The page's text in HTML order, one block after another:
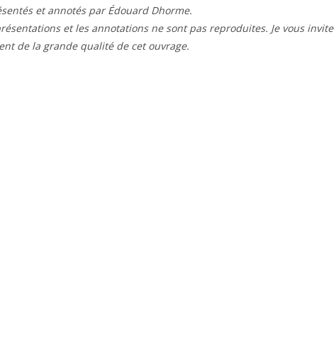
et annotés par Édouard Dhorme.
et les annotations ne sont pas reproduites. Je vous invite
de la grande qualité de cet ouvrage.